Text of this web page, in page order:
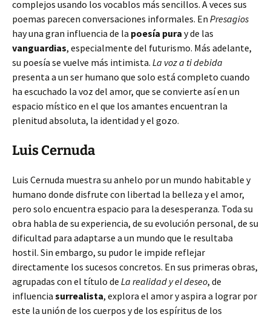
complejos usando los vocablos más sencillos. A veces sus
poemas parecen conversaciones informales. En Presagios
hay una gran influencia de la poesía pura y de las
vanguardias, especialmente del futurismo. Más adelante,
su poesía se vuelve más intimista. La voz a ti debida
presenta a un ser humano que solo está completo cuando
ha escuchado la voz del amor, que se convierte así en un
espacio místico en el que los amantes encuentran la
plenitud absoluta, la identidad y el gozo.
Luis Cernuda
Luis Cernuda muestra su anhelo por un mundo habitable y
humano donde disfrute con libertad la belleza y el amor,
pero solo encuentra espacio para la desesperanza. Toda su
obra habla de su experiencia, de su evolución personal, de su
dificultad para adaptarse a un mundo que le resultaba
hostil. Sin embargo, su pudor le impide reflejar
directamente los sucesos concretos. En sus primeras obras,
agrupadas con el título de La realidad y el deseo, de
influencia surrealista, explora el amor y aspira a lograr por
este la unión de los cuerpos y de los espíritus de los